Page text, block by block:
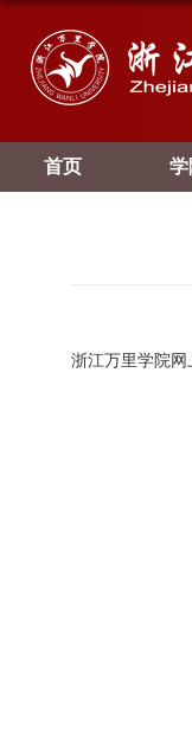
首页 学
浙江万里学院网